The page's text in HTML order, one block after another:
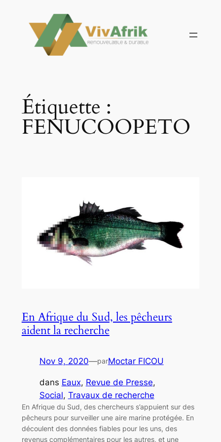
contenu
Étiquette :
FENUCOOPETO
En Afrique du Sud, les pêcheurs
aident la recherche
Nov 9, 2020—parMoctar FICOU
dans Eaux, Revue de Presse
Social, Travaux de recherche
En Afrique du Sud, des chercheurs s’appuient sur des
pêcheurs pour surveiller une aire marine protégée. En
découlent des données fiables pour les uns, des
revenus complémentaires pour les autres, et une